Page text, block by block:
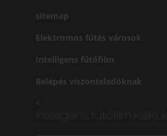
sitemap
Elektromos fűtés városok
Intelligens fűtőfilm
Belépés viszonteladóknak
<